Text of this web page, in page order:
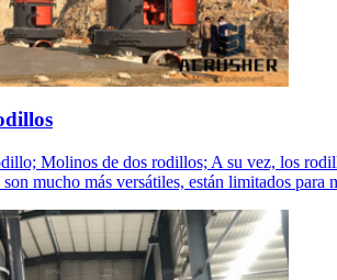
Molinos de dos rodillos; A su vez, los
mucho más versátiles, están limitados para